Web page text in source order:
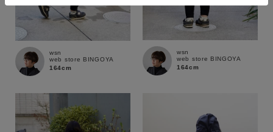
価格
商品タイプ
セール価格 WEB限定
wsn
web store BINGOYA
164cm
wsn
web store BINGOYA
164cm